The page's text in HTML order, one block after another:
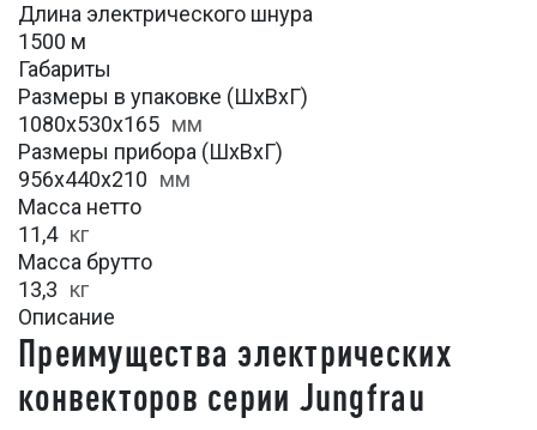
Длина электрического шнура
1500 м
Габариты
Размеры в упаковке (ШхВхГ)
1080х530х165 мм
Размеры прибора (ШхВхГ)
956х440х210 мм
Масса нетто
11,4 кг
Масса брутто
13,3 кг
Описание
Преимущества электрических
конвекторов серии Jungfrau